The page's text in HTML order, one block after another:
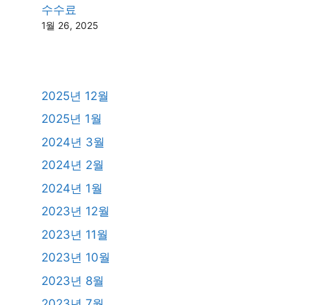
수수료
1월 26, 2025
2025년 12월
2025년 1월
2024년 3월
2024년 2월
2024년 1월
2023년 12월
2023년 11월
2023년 10월
2023년 8월